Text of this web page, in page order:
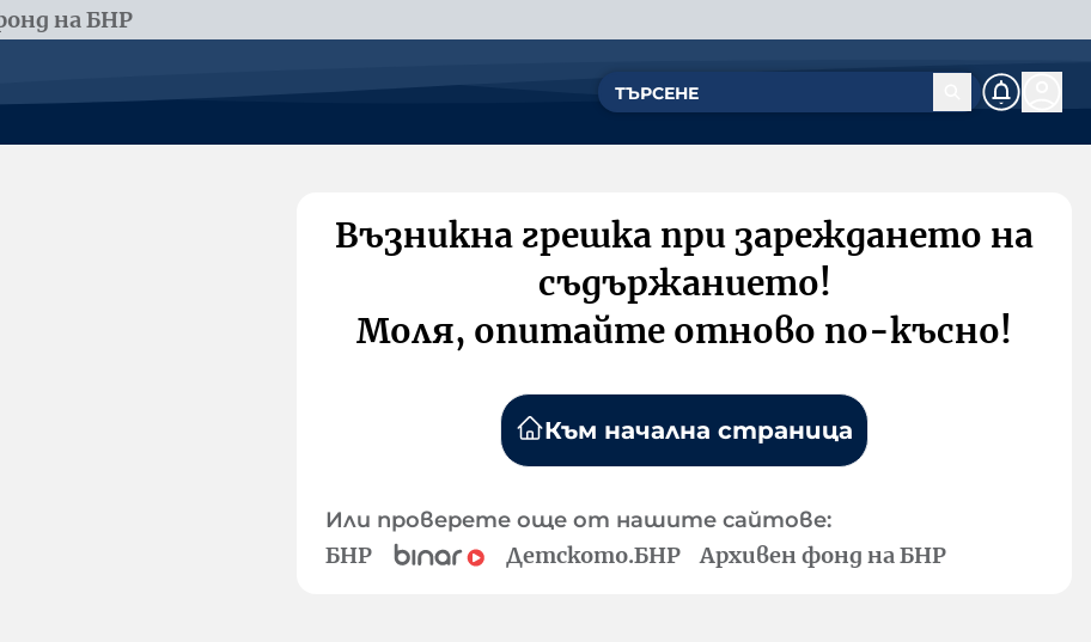
на БНР
Възникна грешка при зареждането на
съдържанието!
Моля, опитайте отново по-късно!
Към начална страница
Или проверете още от нашите сайтове:
БНР Детското.БНР Архивен фонд на БНР